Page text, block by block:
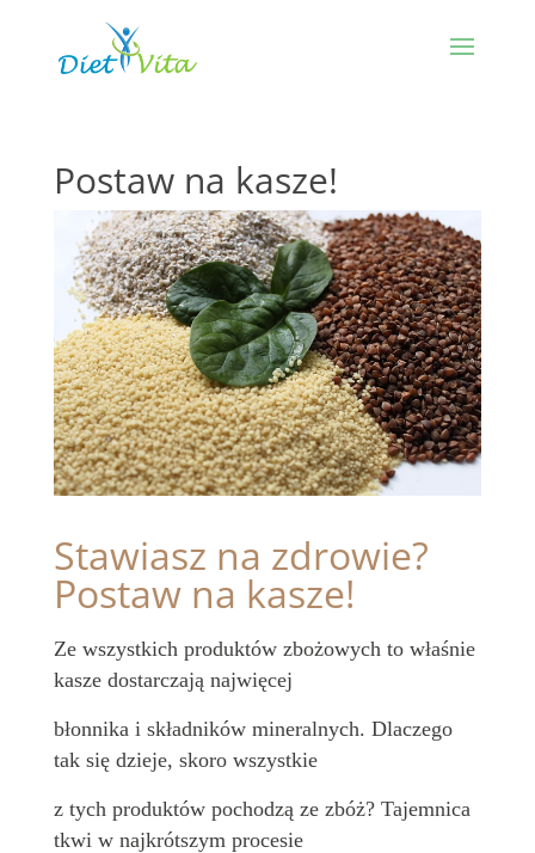
Postaw na kasze!
Stawiasz na zdrowie?
Postaw na kasze!
Ze wszystkich produktów zbożowych to właśnie
kasze dostarczają najwięcej
błonnika i składników mineralnych. Dlaczego
tak się dzieje, skoro wszystkie
z tych produktów pochodzą ze zbóż? Tajemnica
tkwi w najkrótszym procesie